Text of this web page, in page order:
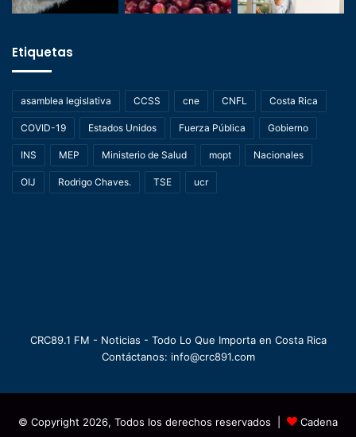
Etiquetas
asamblea legislativa CCSS cne CNFL Costa Rica
COVID-19 Estados Unidos Fuerza Pública Gobierno
INS MEP Ministerio de Salud mopt Nacionales
OIJ Rodrigo Chaves. TSE ucr
CRC89.1 FM - Noticias - Todo Lo Que Importa en Costa Rica
Contáctanos: info@crc891.com
© Copyright 2026, Todos los derechos reservados | Cadena